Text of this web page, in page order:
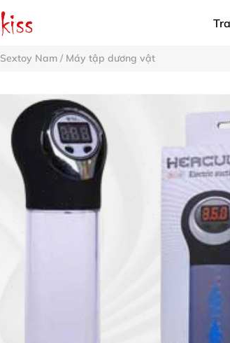
Sextoy Nam / Máy tập dương vật